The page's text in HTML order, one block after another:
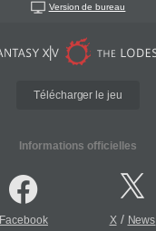
Version de bureau
Télécharger le jeu
Informations officielles
Facebook X/ News